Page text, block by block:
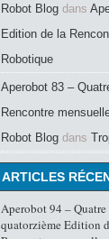
Robot Blog dans
Edition de la
Robotique
Aperobot 83 –
Rencontre
Robot Blog dans
ARTICLES
Aperobot 94 –
quatorzième Edition